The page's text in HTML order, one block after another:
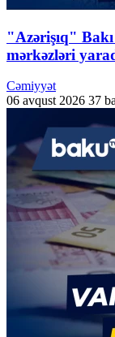
"Azərişıq"
mərkəzləri
Cəmiyyət
06 avqust 2026 37